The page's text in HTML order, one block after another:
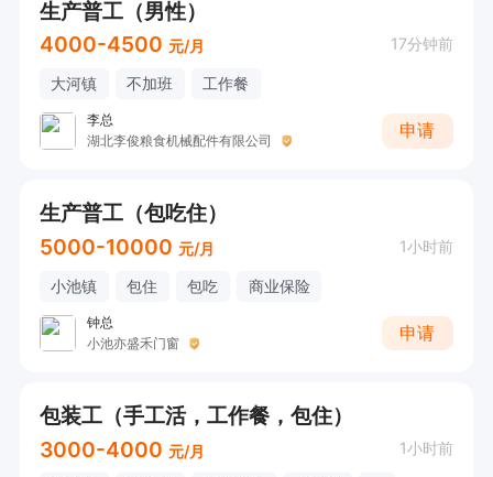
生产普工（男性）
4000-4500 元/月 17分钟前
大河镇 不加班 工作餐
李总
湖北李俊粮食机械配件有限公司
申请
生产普工（包吃住）
5000-10000 元/月 1小时前
小池镇 包住 包吃 商业保险
钟总
小池亦盛禾门窗
申请
包装工（手工活，工作餐，包住）
3000-4000 元/月 1小时前